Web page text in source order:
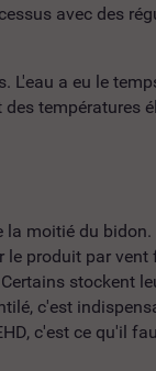
avec des
a eu le
températures
moitié du
produit par
stockent
c'est
c'est ce qu'il